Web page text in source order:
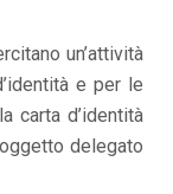
un’attività
e per le
carta d’identità
delegato